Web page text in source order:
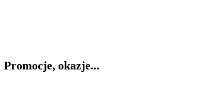
Promocje, okazje...